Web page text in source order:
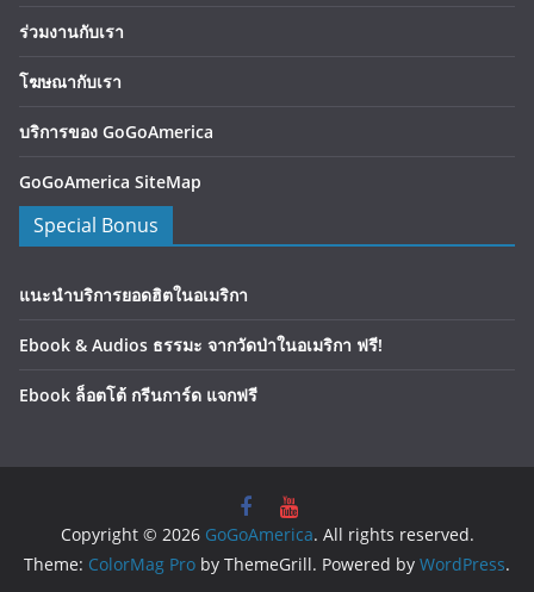
ร่วมงานกับเรา
โฆษณากับเรา
บริการของ GoGoAmerica
GoGoAmerica SiteMap
Special Bonus
แนะนำบริการยอดฮิตในอเมริกา
Ebook & Audios ธรรมะ จากวัดป่าในอเมริกา ฟรี!
Ebook ล็อตโต้ กรีนการ์ด แจกฟรี
Copyright © 2026 GoGoAmerica. All rights reserved.
Theme: ColorMag Pro by ThemeGrill. Powered by WordPress.